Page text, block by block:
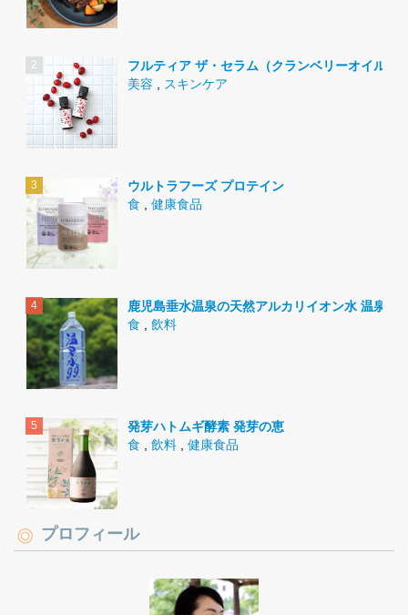
フルティア ザ・セラム（クランベリーオイル）
美容
スキンケア
ウルトラフーズ プロテイン
食
健康食品
鹿児島垂水温泉の天然アルカリイオン水 温泉水
食
飲料
発芽ハトムギ酵素 発芽の恵
食
飲料 健康食品
プロフィール